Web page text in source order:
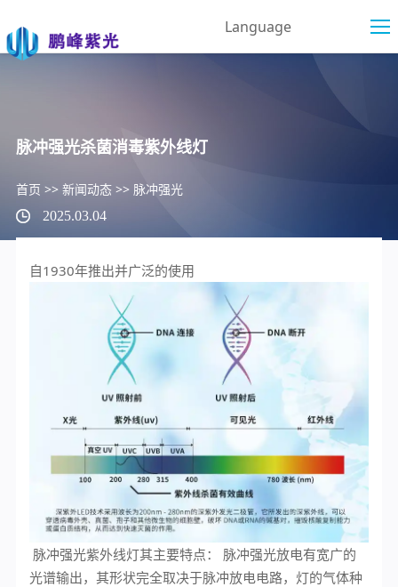
Language
脉冲强光杀菌消毒紫外线灯
首页 >> 新闻动态>> 脉冲强光
2025.03.04
自1930年推出并广泛的使用
脉冲强光紫外线灯其主要特点： 脉冲强光放电有宽广的
光谱输出，其形状完全取决于脉冲放电电路，灯的气体种